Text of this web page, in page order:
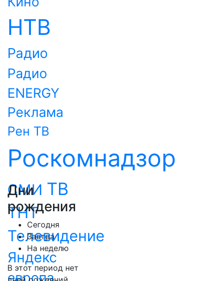
НТВ
Радио
Радио
ENERGY
Реклама
Рен ТВ
Роскомнадзор
СМИ ТВ
ТНТ
Телевидение
Яндекс
европа
Дни
рождения
Сегодня
Завтра
На неделю
В этот период нет